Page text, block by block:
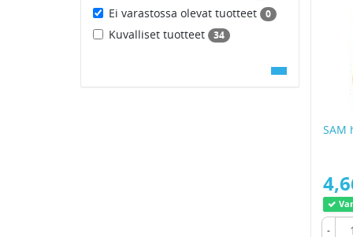
Ei varastossa olevat tuotteet 0
Kuvalliset tuotteet 34
SAM
-